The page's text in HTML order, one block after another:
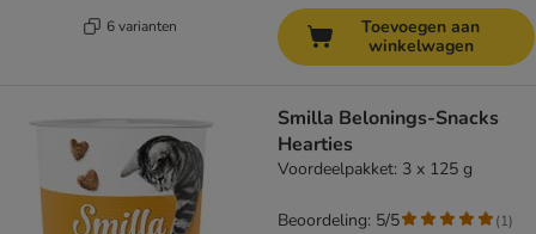
6 varianten
Toevoegen aan
winkelwagen
Smilla Belonings-Snacks
Hearties
Voordeelpakket: 3 x 125 g
Beoordeling: 5/5 (1)